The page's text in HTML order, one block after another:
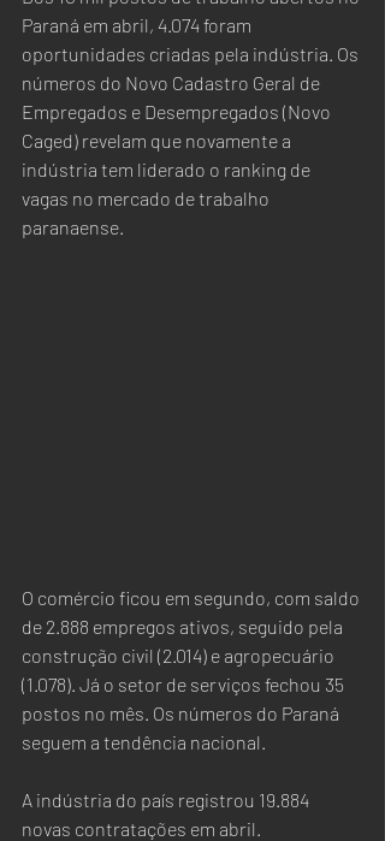
Paraná em abril, 4.074 foram
oportunidades criadas pela indústria. Os
números do Novo Cadastro Geral de
Empregados e Desempregados (Novo
Caged) revelam que novamente a
indústria tem liderado o ranking de
vagas no mercado de trabalho
paranaense.
O comércio ficou em segundo, com saldo
de 2.888 empregos ativos, seguido pela
construção civil (2.014) e agropecuário
(1.078). Já o setor de serviços fechou 35
postos no mês. Os números do Paraná
seguem a tendência nacional.
A indústria do país registrou 19.884
novas contratações em abril.